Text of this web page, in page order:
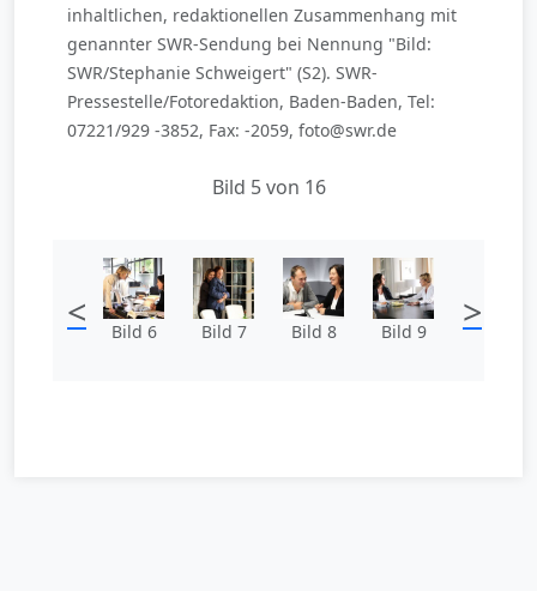
inhaltlichen, redaktionellen Zusammenhang mit
genannter SWR-Sendung bei Nennung "Bild:
SWR/Stephanie Schweigert" (S2). SWR-
Pressestelle/Fotoredaktion, Baden-Baden, Tel:
07221/929 -3852, Fax: -2059, foto@swr.de
Bild 5 von 16
< Bild 6 Bild 7 Bild 8 Bild 9 >